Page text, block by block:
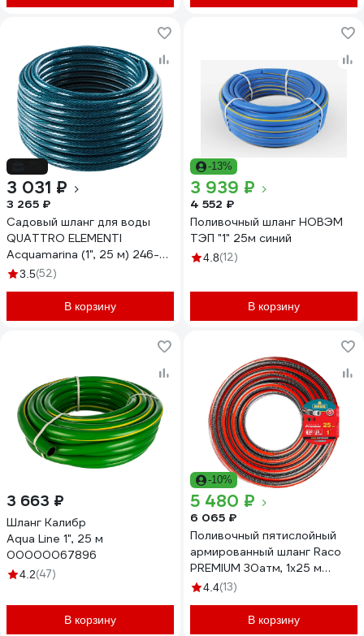
3 031 ₽
3 265 ₽
Садовый шланг для воды
QUATTRO ELEMENTI
Acquamarina (1", 25 м) 246-
8383.5(52)
В корзину
-13%
3 939 ₽
4 552 ₽
Поливочный шланг НОВЭМ
ТЭП "1" 25м синий
4.8(12)
В корзину
3 663 ₽
Шланг Калибр
Aqua Line 1", 25 м
00000067896
4.2(47)
В корзину
-10%
5 480 ₽
6 065 ₽
Поливочный пятислойный
армированный шланг Raco
PREMIUM 30атм, 1х25 м
40300-1-25_z01
4.4(13)
В корзину